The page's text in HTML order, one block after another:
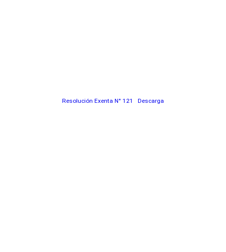
Resolución Exenta N° 121 Descarga